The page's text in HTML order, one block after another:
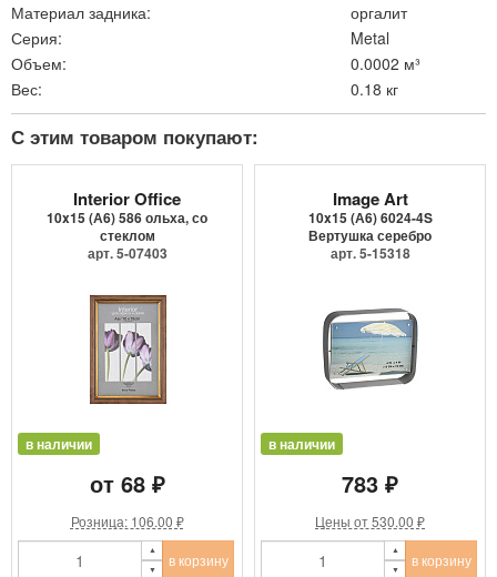
Материал задника:
оргалит
Серия:
Metal
Объем:
0.0002 м³
Вес:
0.18 кг
С этим товаром покупают:
Interior Office
10x15 (А6) 586 ольха, со
стеклом
арт. 5-07403
в наличии
от 68 ₽
Розница: 106.00 ₽
в корзину
Image Art
10x15 (А6) 6024-4S
Вертушка серебро
арт. 5-15318
в наличии
783 ₽
Цены от 530.00 ₽
в корзину